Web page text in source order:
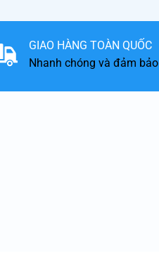
GIAO HÀNG TOÀN QUỐC
Nhanh chóng và đảm bảo